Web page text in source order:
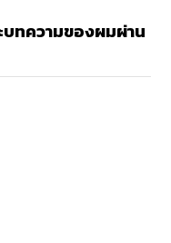
บทความของผมผ่าน